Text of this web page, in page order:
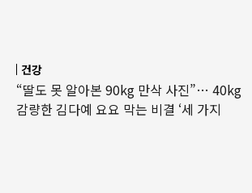
건강
“딸도 못 알아본 90kg 만삭 사진”… 40kg
감량한 김다예 요요 막는 비결 ‘세 가지